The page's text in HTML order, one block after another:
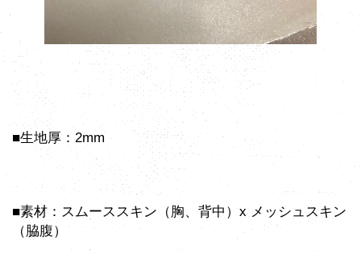
■生地厚：2mm
■素材：スムーススキン（胸、背中）x メッシュスキン
（脇腹）